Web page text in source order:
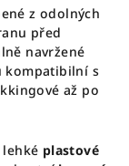
z odolných
před
navržené
kompatibilní s
až po
lehké plastové